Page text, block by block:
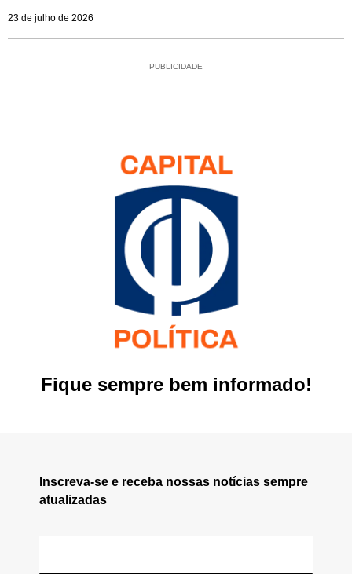
23 de julho de 2026
PUBLICIDADE
Fique sempre bem informado!
Inscreva-se e receba nossas notícias sempre
atualizadas